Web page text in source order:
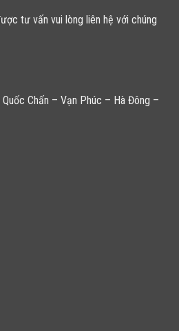
tư vấn vui lòng liên hệ với chúng
Chấn – Vạn Phúc – Hà Đông –